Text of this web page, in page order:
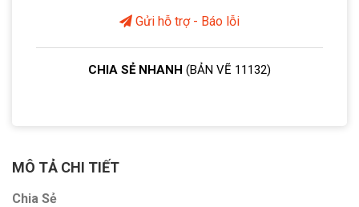
Gửi hỗ trợ - Báo lỗi
CHIA SẺ NHANH (BẢN VẼ 11132)
MÔ TẢ CHI TIẾT
Chia Sẻ